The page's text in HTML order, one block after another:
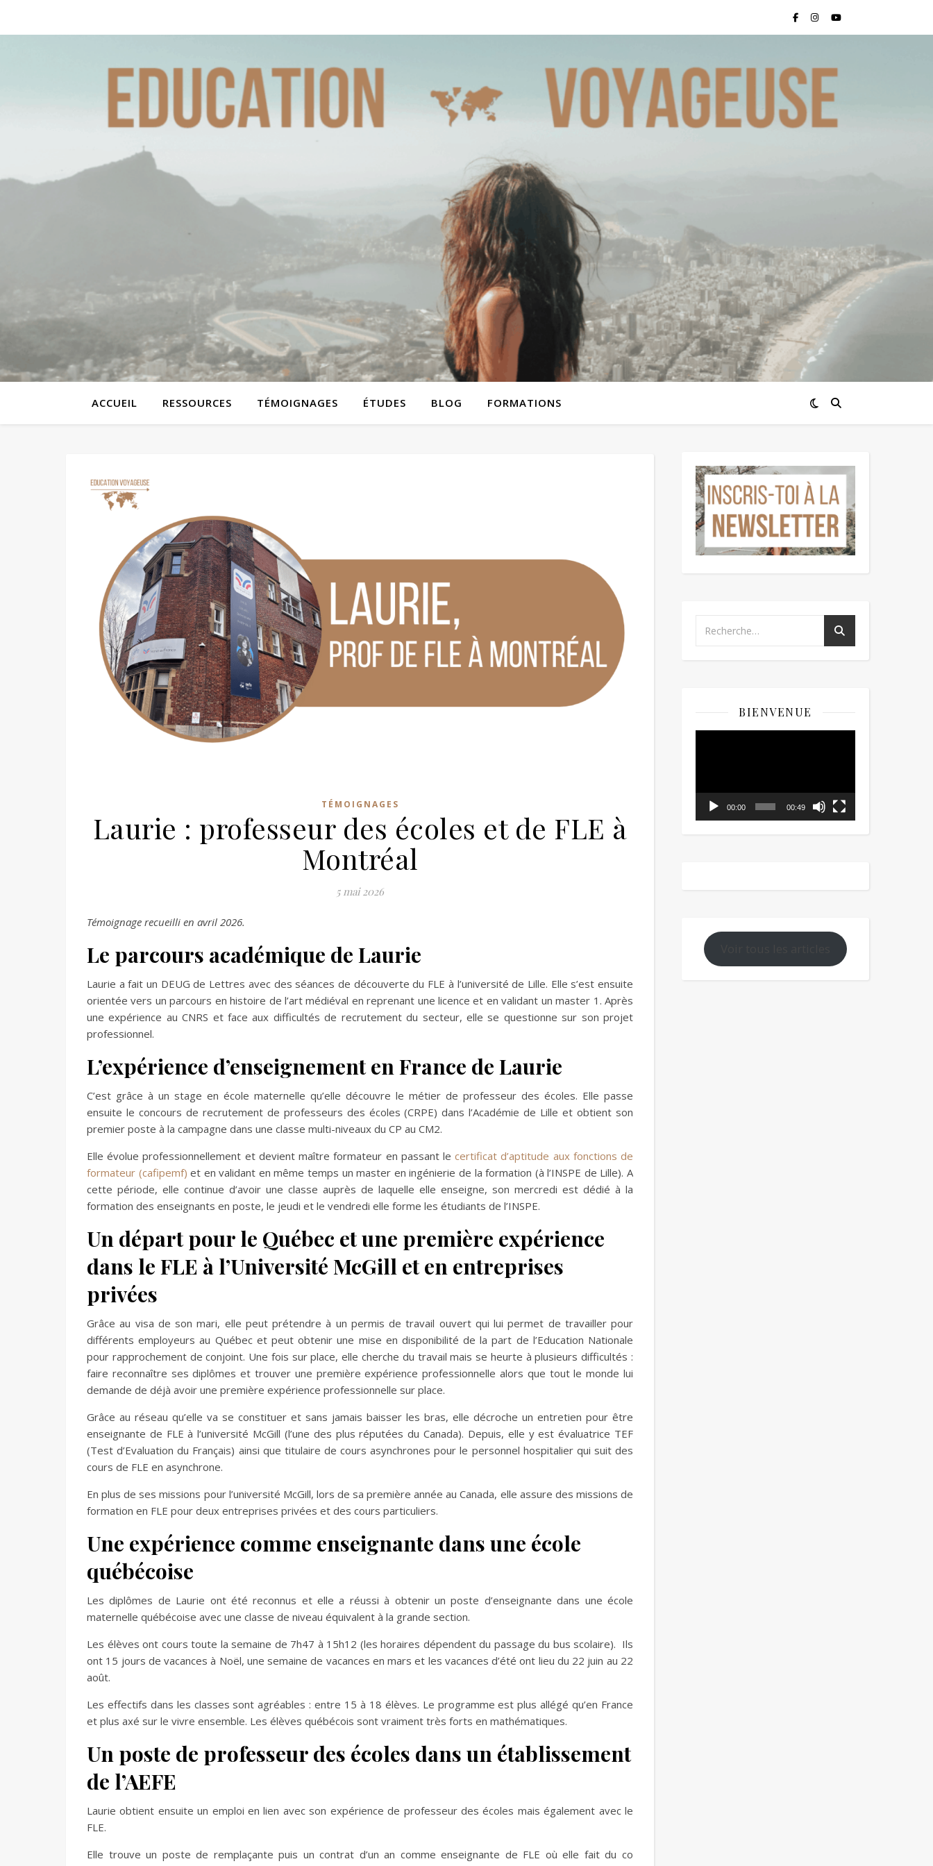
ACCUEIL RESSOURCES TÉMOIGNAGES ÉTUDES BLOG FORMATIONS
TÉMOIGNAGES
Laurie : professeur des écoles et de FLE à
Montréal
5 mai 2026
Témoignage recueilli en avril 2026.
Le parcours académique de Laurie
Laurie a fait un DEUG de Lettres avec des séances de découverte du FLE à l’université de Lille. Elle s’est ensuite
orientée vers un parcours en histoire de l’art médiéval en reprenant une licence et en validant un master 1. Après
une expérience au CNRS et face aux difficultés de recrutement du secteur, elle se questionne sur son projet
professionnel.
L’expérience d’enseignement en France de Laurie
C’est grâce à un stage en école maternelle qu’elle découvre le métier de professeur des écoles. Elle passe
ensuite le concours de recrutement de professeurs des écoles (CRPE) dans l’Académie de Lille et obtient son
premier poste à la campagne dans une classe multi-niveaux du CP au CM2.
Elle évolue professionnellement et devient maître formateur en passant lecertificat d’aptitude aux fonctions de
formateur (cafipemf) et en validant en même temps un master en ingénierie de la formation (à l’INSPE de Lille). A
cette période, elle continue d’avoir une classe auprès de laquelle elle enseigne, son mercredi est dédié à la
formation des enseignants en poste, le jeudi et le vendredi elle forme les étudiants de l’INSPE.
Un départ pour le Québec et une première expérience
dans le FLE à l’Université McGill et en entreprises
privées
Grâce au visa de son mari, elle peut prétendre à un permis de travail ouvert qui lui permet de travailler pour
différents employeurs au Québec et peut obtenir une mise en disponibilité de la part de l’Education Nationale
pour rapprochement de conjoint. Une fois sur place, elle cherche du travail mais se heurte à plusieurs difficultés :
faire reconnaître ses diplômes et trouver une première expérience professionnelle alors que tout le monde lui
demande de déjà avoir une première expérience professionnelle sur place.
Grâce au réseau qu’elle va se constituer et sans jamais baisser les bras, elle décroche un entretien pour être
enseignante de FLE à l’université McGill (l’une des plus réputées du Canada). Depuis, elle y est évaluatrice TEF
(Test d’Evaluation du Français) ainsi que titulaire de cours asynchrones pour le personnel hospitalier qui suit des
cours de FLE en asynchrone.
En plus de ses missions pour l’université McGill, lors de sa première année au Canada, elle assure des missions de
formation en FLE pour deux entreprises privées et des cours particuliers.
Une expérience comme enseignante dans une école
québécoise
Les diplômes de Laurie ont été reconnus et elle a réussi à obtenir un poste d’enseignante dans une école
maternelle québécoise avec une classe de niveau équivalent à la grande section.
Les élèves ont cours toute la semaine de 7h47 à 15h12 (les horaires dépendent du passage du bus scolaire). Ils
ont 15 jours de vacances à Noël, une semaine de vacances en mars et les vacances d’été ont lieu du 22 juin au 22
août.
Les effectifs dans les classes sont agréables : entre 15 à 18 élèves. Le programme est plus allégé qu’en France
et plus axé sur le vivre ensemble. Les élèves québécois sont vraiment très forts en mathématiques.
Un poste de professeur des écoles dans un établissement
de l’AEFE
Laurie obtient ensuite un emploi en lien avec son expérience de professeur des écoles mais également avec le
FLE.
Elle trouve un poste de remplaçante puis un contrat d’un an comme enseignante de FLE où elle fait du co
BIENVENUE
00:00 00:49